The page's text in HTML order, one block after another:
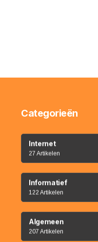
Categorieën
Internet
27 Artikelen
Informatief
122 Artikelen
Algemeen
207 Artikelen